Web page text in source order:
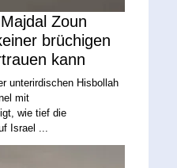
Zoun
brüchigen
kann
unterirdischen Hisbollah
mit
wie tief die
Israel ...